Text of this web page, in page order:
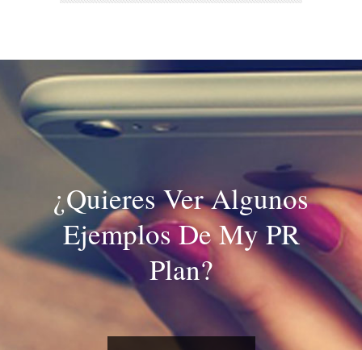
¿Quieres Ver Algunos
Ejemplos De My PR
Plan?